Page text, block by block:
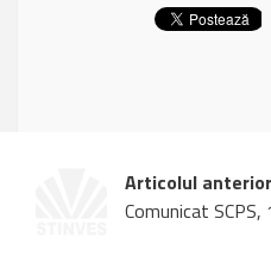
Articolul anterior
Comunicat